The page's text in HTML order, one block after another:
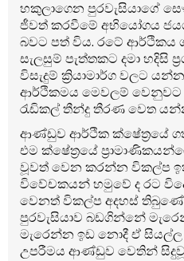
හකුලාගෙන පුරවැසියාගේ
ජීවත් කරවීමේ අභියෝගය
බවට පත් විය. රටේ ආර්ථිකය
සැලසුම් පැත්තකට දමා හදිසි
විසැදුම් ක්‍රියාමාර්ග වලට
ආර්ථිකමය මෙවලම් වෙනුවට
රැඩිකල් තීන්දු තීරණ වෙත
ආණ්ඩුව ආර්ථික ක්ෂේත්‍රයේ
එම ක්ෂේත්‍රයේ
වූවත් වෙන කරන්න විකල්ප
විවේචකයන් හමුවේ ද රට
වෙනත් විකල්ප අදහස්
පුරවැසියාව බඩගින්නේ
මැරෙන්න ඉඩ නොදී ඒ
උපරීමය ආණ්ඩුව වෙතින්